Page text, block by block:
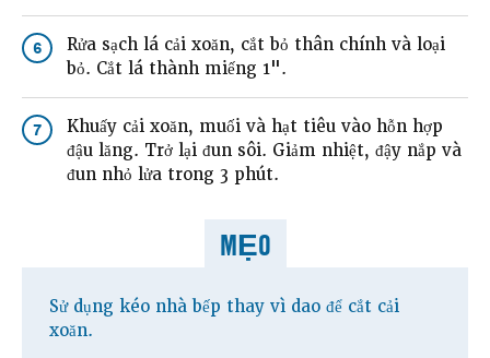
6
Rửa sạch lá cải xoăn, cắt bỏ thân chính và loại
bỏ. Cắt lá thành miếng 1".
7
Khuấy cải xoăn, muối và hạt tiêu vào hỗn hợp
đậu lăng. Trở lại đun sôi. Giảm nhiệt, đậy nắp và
đun nhỏ lửa trong 3 phút.
MẸO
Sử dụng kéo nhà bếp thay vì dao để cắt cải
xoăn.